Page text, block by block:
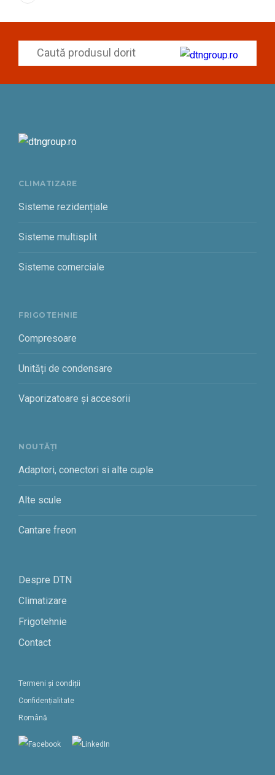
CLIMATIZARE
Sisteme rezidențiale
Sisteme multisplit
Sisteme comerciale
FRIGOTEHNIE
Compresoare
Unități de condensare
Vaporizatoare și accesorii
NOUTĂȚI
Adaptori, conectori si alte cuple
Alte scule
Cantare freon
Despre DTN
Climatizare
Frigotehnie
Contact
Termeni și condiții
Confidențialitate
Română